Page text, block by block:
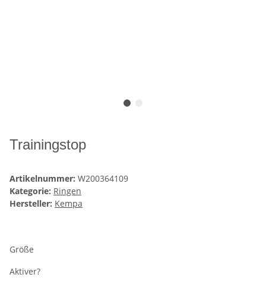
Trainingstop
Artikelnummer: W200364109
Kategorie: Ringen
Hersteller: Kempa
Größe
Aktiver?